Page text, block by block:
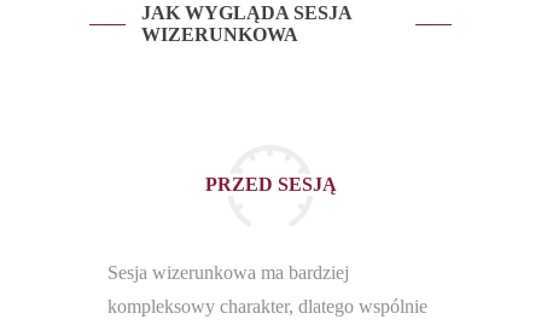
JAK WYGLĄDA SESJA
WIZERUNKOWA
PRZED SESJĄ
Sesja wizerunkowa ma bardziej
kompleksowy charakter, dlatego wspólnie